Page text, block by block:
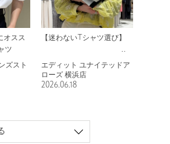
オスス
ツ
ズスト
【迷わないTシャツ選び】
エディット ユナイテッドア
ローズ 横浜店
2026.06.18